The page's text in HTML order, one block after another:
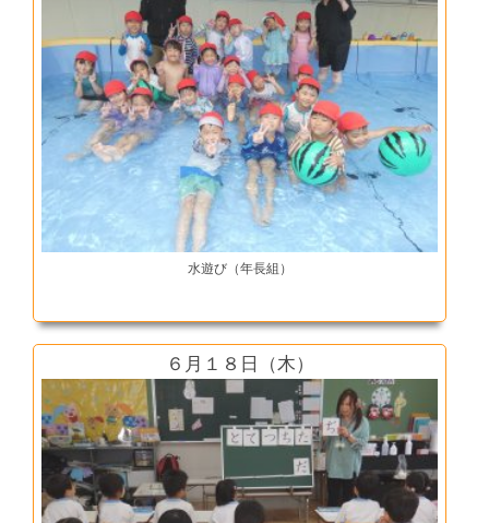
水遊び（年長組）
６月１８日（木）